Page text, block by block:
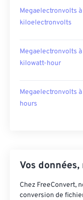
Megaelectronvolts à
kiloelectronvolts
Megaelectronvolts à
kilowatt-hour
Megaelectronvolts
hours
Vos
Chez FreeConvert,
conversion de